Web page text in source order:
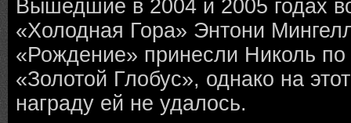
Вышедшие в 2004 и 2005 годах
«Холодная Гора» Энтони
«Рождение» принесли Николь
«Золотой Глобус», однако на
награду ей не удалось.